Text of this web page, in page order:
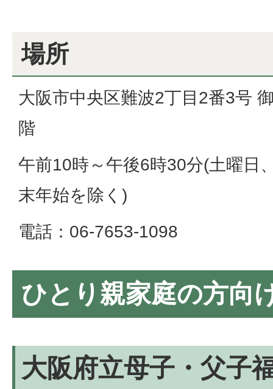
場所
大阪市中央区難波2丁目2番3号
階
午前10時～午後6時30分(土曜日
末年始を除く)
電話：06-7653-1098
ひとり親家庭の方向
大阪府立母子・父子